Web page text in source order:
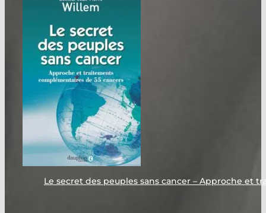
Le secret des peuples sans cancer – Approche et